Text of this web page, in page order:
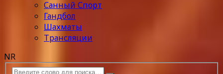
Санный Спорт
Гандбол
Шахматы
Трансляции
NR